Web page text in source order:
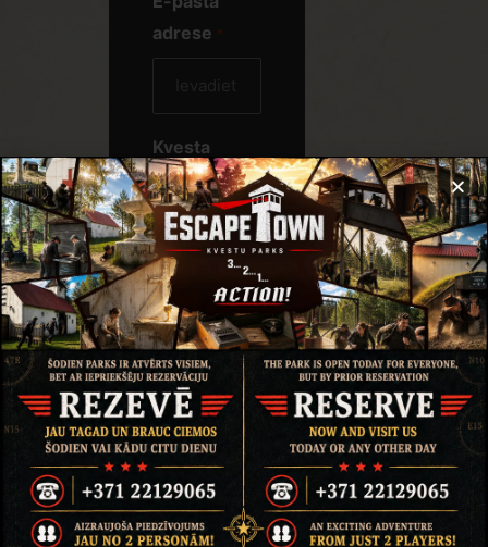
adrese *
Kvesta
nosaukums
*
Dalībnieku
skaits *